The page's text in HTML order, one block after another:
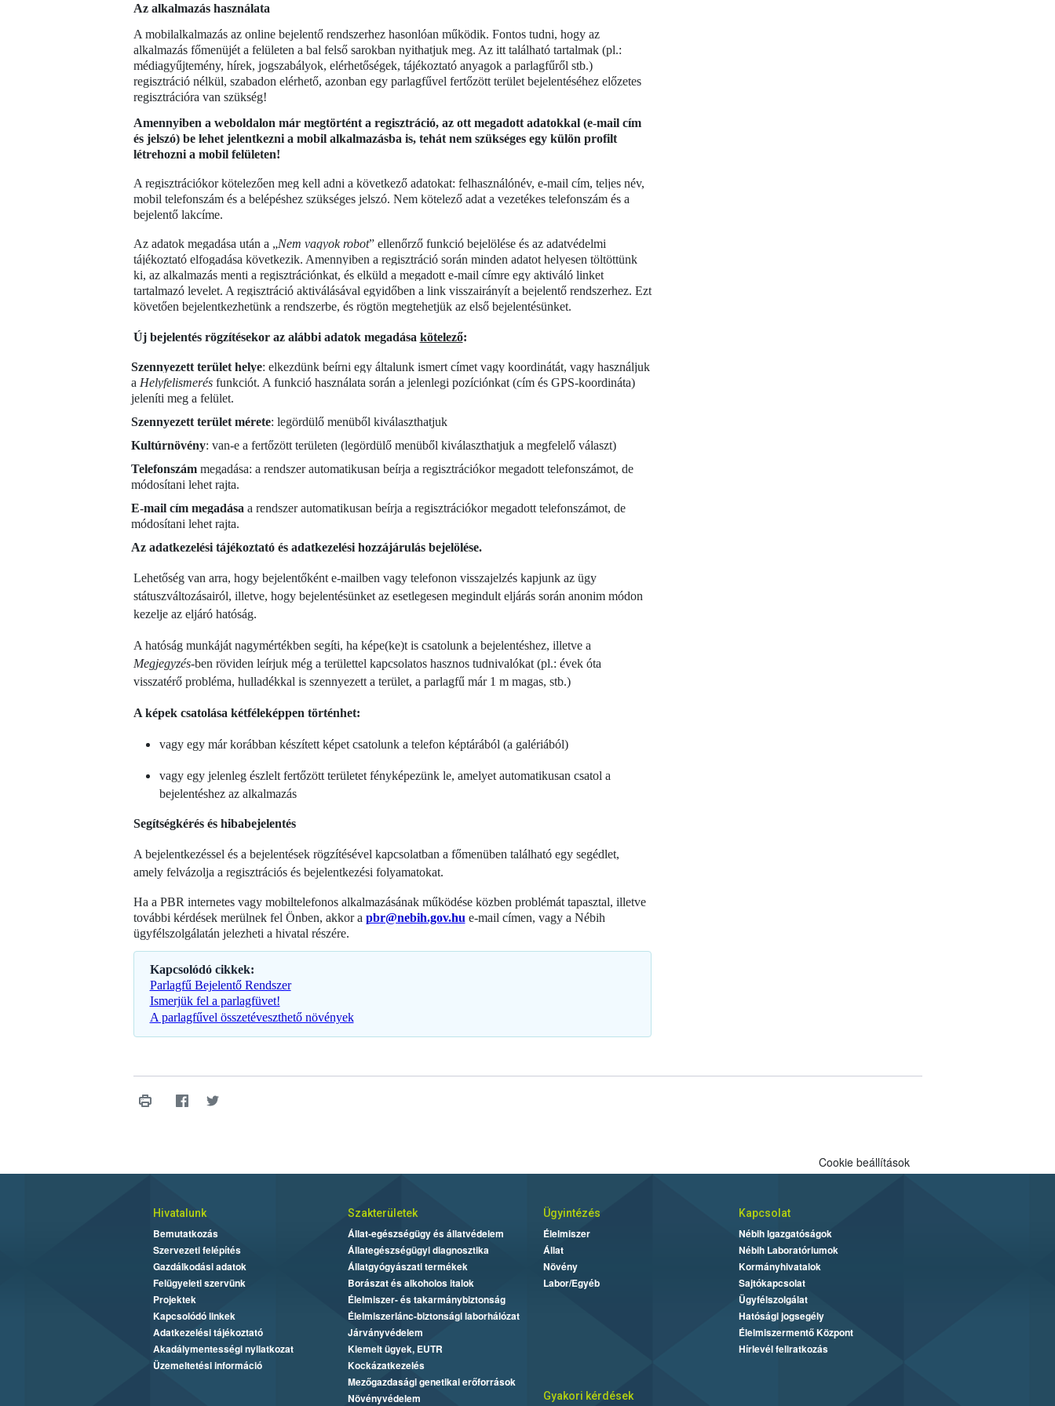
Az alkalmazás használata
A mobilalkalmazás az online bejelentő rendszerhez hasonlóan működik. Fontos tudni, hogy az
alkalmazás főmenüjét a felületen a bal felső sarokban nyithatjuk meg. Az itt található tartalmak (pl.:
médiagyűjtemény, hírek, jogszabályok, elérhetőségek, tájékoztató anyagok a parlagfűről stb.)
regisztráció nélkül, szabadon elérhető, azonban egy parlagfűvel fertőzött terület bejelentéséhez előzetes
regisztrációra van szükség!
Amennyiben a weboldalon már megtörtént a regisztráció, az ott megadott adatokkal (e-mail cím
és jelszó) be lehet jelentkezni a mobil alkalmazásba is, tehát nem szükséges egy külön profilt
létrehozni a mobil felületen!
A regisztrációkor kötelezően meg kell adni a következő adatokat: felhasználónév, e-mail cím, teljes név,
mobil telefonszám és a belépéshez szükséges jelszó. Nem kötelező adat a vezetékes telefonszám és a
bejelentő lakcíme.
Az adatok megadása után a „Nem vagyok robot” ellenőrző funkció bejelölése és az adatvédelmi
tájékoztató elfogadása következik. Amennyiben a regisztráció során minden adatot helyesen töltöttünk
ki, az alkalmazás menti a regisztrációnkat, és elküld a megadott e-mail címre egy aktiváló linket
tartalmazó levelet. A regisztráció aktiválásával egyidőben a link visszairányít a bejelentő rendszerhez. Ezt
követően bejelentkezhetünk a rendszerbe, és rögtön megtehetjük az első bejelentésünket.
Új bejelentés rögzítésekor az alábbi adatok megadása kötelező:
Szennyezett terület helye: elkezdünk beírni egy általunk ismert címet vagy koordinátát, vagy használjuk
a Helyfelismerés funkciót. A funkció használata során a jelenlegi pozíciónkat (cím és GPS-koordináta)
jeleníti meg a felület.
Szennyezett terület mérete: legördülő menüből kiválaszthatjuk
Kultúrnövény: van-e a fertőzött területen (legördülő menüből kiválaszthatjuk a megfelelő választ)
Telefonszámmegadása: a rendszer automatikusan beírja a regisztrációkor megadott telefonszámot, de
módosítani lehet rajta.
E-mail cím megadása a rendszer automatikusan beírja a regisztrációkor megadott telefonszámot, de
módosítani lehet rajta.
Az adatkezelési tájékoztató és adatkezelési hozzájárulás bejelölése.
Lehetőség van arra, hogy bejelentőként e-mailben vagy telefonon visszajelzés kapjunk az ügy
státuszváltozásairól, illetve, hogy bejelentésünket az esetlegesen megindult eljárás során anonim módon
kezelje az eljáró hatóság.
A hatóság munkáját nagymértékben segíti, ha képe(ke)t is csatolunk a bejelentéshez, illetve a
Megjegyzés-ben röviden leírjuk még a területtel kapcsolatos hasznos tudnivalókat (pl.: évek óta
visszatérő probléma, hulladékkal is szennyezett a terület, a parlagfű már 1 m magas, stb.)
A képek csatolása kétféleképpen történhet:
vagy egy már korábban készített képet csatolunk a telefon képtárából (a galériából)
vagy egy jelenleg észlelt fertőzött területet fényképezünk le, amelyet automatikusan csatol a
bejelentéshez az alkalmazás
Segítségkérés és hibabejelentés
A bejelentkezéssel és a bejelentések rögzítésével kapcsolatban a főmenüben található egy segédlet,
amely felvázolja a regisztrációs és bejelentkezési folyamatokat.
Ha a PBR internetes vagy mobiltelefonos alkalmazásának működése közben problémát tapasztal, illetve
további kérdések merülnek fel Önben, akkor a pbr@nebih.gov.hu e-mail címen, vagy a Nébih
ügyfélszolgálatán jelezheti a hivatal részére.
Kapcsolódó cikkek:
Parlagfű Bejelentő Rendszer
Ismerjük fel a parlagfüvet!
A parlagfűvel összetéveszthető növények
Cookie beállítások
Hivatalunk
Bemutatkozás
Szervezeti felépítés
Gazdálkodási adatok
Felügyeleti szervünk
Projektek
Kapcsolódó linkek
Adatkezelési tájékoztató
Akadálymentességi nyilatkozat
Üzemeltetési információ
Szakterületek
Állat-egészségügy és állatvédelem
Állategészségügyi diagnosztika
Állatgyógyászati termékek
Borászat és alkoholos italok
Élelmiszer- és takarmánybiztonság
Élelmiszerlánc-biztonsági laborhálózat
Járványvédelem
Kiemelt ügyek, EUTR
Kockázatkezelés
Mezőgazdasági genetikai erőforrások
Növényvédelem
Ügyintézés
Élelmiszer
Állat
Növény
Labor/Egyéb
Kapcsolat
Nébih Igazgatóságok
Nébih Laboratóriumok
Kormányhivatalok
Sajtókapcsolat
Ügyfélszolgálat
Hatósági jogsegély
Élelmiszermentő Központ
Hírlevél feliratkozás
Gyakori kérdések